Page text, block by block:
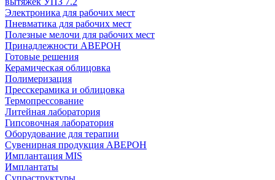
Электроника для рабочих мест
Пневматика для рабочих мест
Полезные мелочи для рабочих мест
Принадлежности АВЕРОН
Готовые решения
Керамическая облицовка
Полимеризация
Пресскерамика и облицовка
Термопрессование
Литейная лаборатория
Гипсовочная лаборатория
Оборудование для терапии
Сувенирная продукция АВЕРОН
Имплантация MIS
Имплантаты
Супраструктуры